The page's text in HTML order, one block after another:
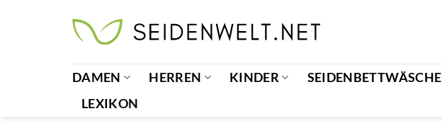
DAMEN
HERREN KINDER SEIDENBETTWÄSCHE
LEXIKON